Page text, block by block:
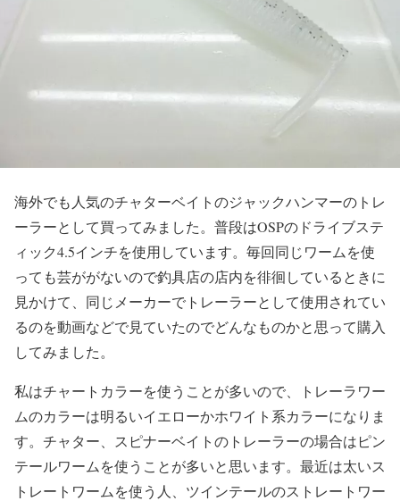
海外でも人気のチャターベイトのジャックハンマーのトレ
ーラーとして買ってみました。普段はOSPのドライブステ
ィック4.5インチを使用しています。毎回同じワームを使
っても芸ががないので釣具店の店内を徘徊しているときに
見かけて、同じメーカーでトレーラーとして使用されてい
るのを動画などで見ていたのでどんなものかと思って購入
してみました。
私はチャートカラーを使うことが多いので、トレーラワー
ムのカラーは明るいイエローかホワイト系カラーになりま
す。チャター、スピナーベイトのトレーラーの場合はピン
テールワームを使うことが多いと思います。最近は太いス
トレートワームを使う人、ツインテールのストレートワー